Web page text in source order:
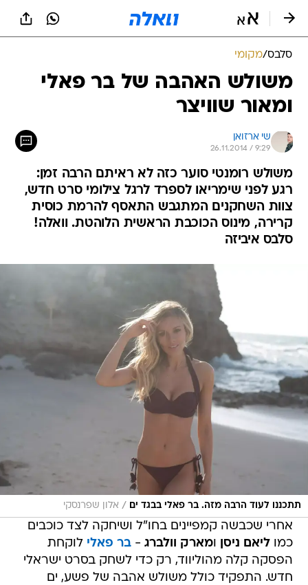
סלבס/מקומי
משולש האהבה של בר פאלי
ומאור שוויצר
שי ארזואן
26.11.2014 / 9:29
משולש רומנטי סוער כזה לא ראיתם הרבה זמן:
רגע לפני שימריאו לספרד לרגל צילומי סרט חדש,
צוות השחקנים המתגבש התאסף להרמת כוסית
קרירה, מינוס הכוכבת הראשית הלוהטת. וואלה!
סלבס איביזה
תתכננו לעוד הרבה מזה. בר פאלי בבגד ים / אלון שפרנסקי
אחרי שכבשה קמפיינים בחו"ל ושיחקה לצד כוכבים
כמוליאם ניסן ומארק וולברג -בר פאלי לוקחת
הפסקה קלה מהוליווד, רק כדי לשחק בסרט ישראלי
חדש. התפקיד כולל משולש אהבה של פשע, ים